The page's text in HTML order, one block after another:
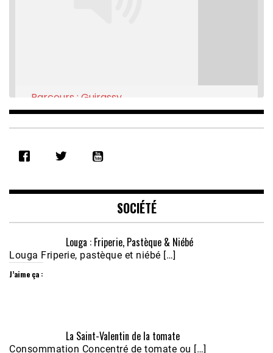
RSS FEED
EMBED
Parcours : Guirassy
Feb 16, 2021 • 28:08
Nobana (Podologue)
Feb 24, 2021 • 28mn
SOCIÉTÉ
Louga : Friperie, Pastèque & Niébé
Louga Friperie, pastèque et niébé […]
J’aime ça :
La Saint-Valentin de la tomate
Consommation Concentré de tomate ou […]